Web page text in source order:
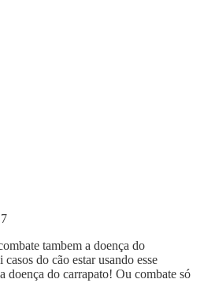
tambem a doença do
do cão estar usando esse
doença do carrapato! Ou combate só